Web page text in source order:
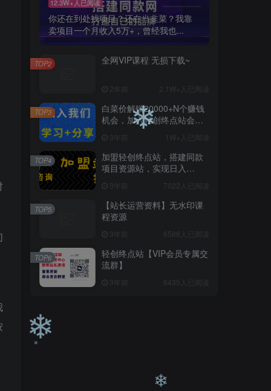
12.3W+人已阅读
你还在到处找项目？还在当韭菜？我靠
卖项目一个月收入5万+，曾经我也...
全网VIP课程 无损下载~
2年前 2.1W+人已阅读
TOP2
白菜价解锁20000+N个赚钱
机会，加入轻创终点站会
员，全站资源免费学习。
3年前 1W+人已阅读
TOP3
加盟轻创终点站，搭建同款
项目资源站，实现日入
3年前 7022人已阅读
TOP4
【站长运营资料】无水印课
程资源
3年前 6588人已阅读
TOP5
轻创终点站【VIP会员专属交
流群】
3年前 6435人已阅读
TOP6
❄
❄
❄